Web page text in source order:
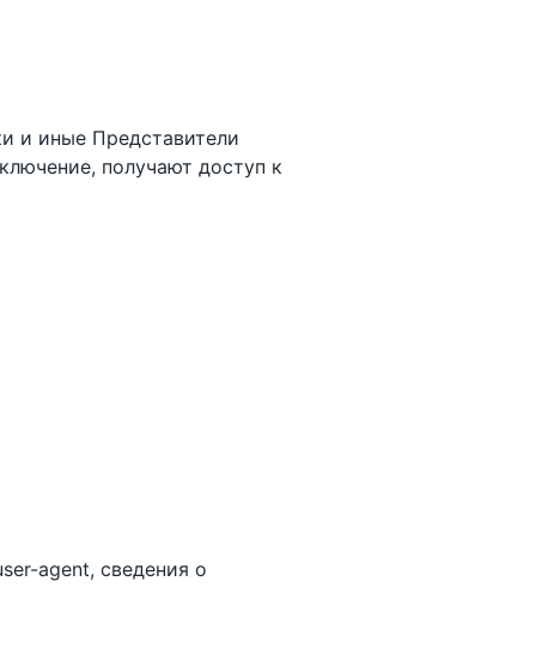
и иные Представители
получают доступ к
agent, сведения о